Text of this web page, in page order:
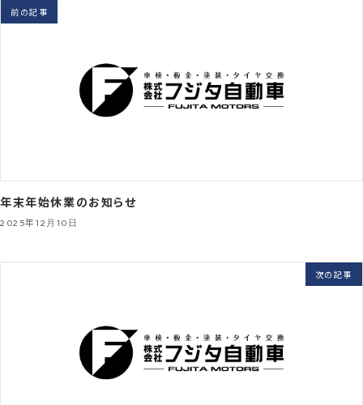
前の記事
年末年始休業のお知らせ
2025年12月10日
次の記事